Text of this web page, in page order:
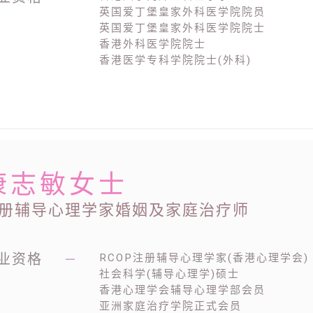
英国爱丁堡皇家外科医学院院员
英国爱丁堡皇家外科医学院院士
香港外科医学院院士
香港医学专科学院院士(外科)
志敏女士
辅导心理学家婚姻及家庭治疗师
资格 —
RCOP注册辅导心理学家(香港心理学会)
社会科学(辅导心理学)硕士
香港心理学会辅导心理学部会员
亚洲家庭治疗学院正式会员